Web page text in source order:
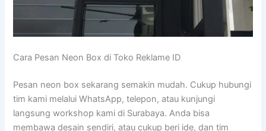
Cara Pesan Neon Box di Toko Reklame ID
Pesan neon box sekarang semakin mudah. Cukup hubungi
tim kami melalui WhatsApp, telepon, atau kunjungi
langsung workshop kami di Surabaya. Anda bisa
membawa desain sendiri, atau cukup beri ide, dan tim